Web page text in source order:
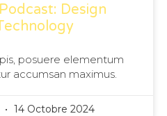
Design
posuere elementum
accumsan maximus.
14 Octobre 2024